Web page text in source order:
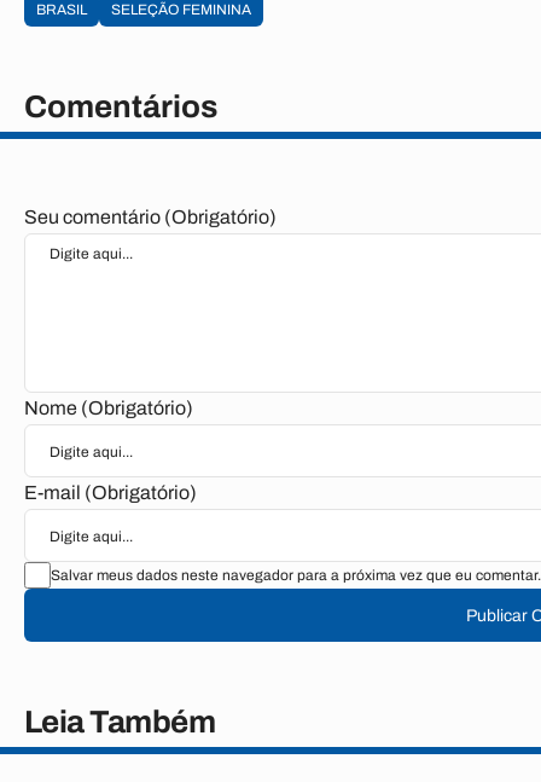
BRASIL SELEÇÃO FEMININA
Comentários
Seu comentário (Obrigatório)
Nome (Obrigatório)
E-mail (Obrigatório)
Salvar meus dados neste navegador para a próxima vez que eu comentar.
Publicar
Leia Também